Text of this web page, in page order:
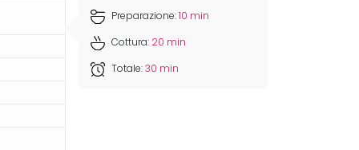
Preparazione:10 min
Cottura: 20 min
Totale:30 min